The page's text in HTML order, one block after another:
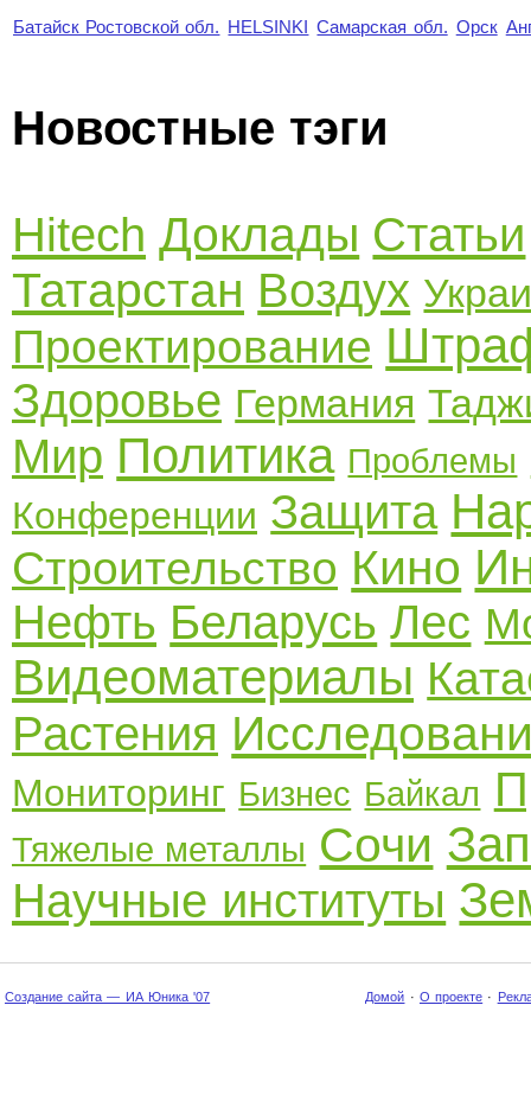
Батайск Ростовской обл. HELSINKI Самарская обл. Орск
Новостные тэги
Hitech Доклады Статьи
Татарстан Воздух
Проектирование
Здоровье Германия
Мир Политика Проблемы
Конференции Защита
Строительство Кино
Нефть Беларусь Лес
Видеоматериалы
Растения
Мониторинг Бизнес Байкал
Тяжелые металлы Сочи
Научные институты
Создание сайта — ИА Юника '07 Домой · О проекте ·